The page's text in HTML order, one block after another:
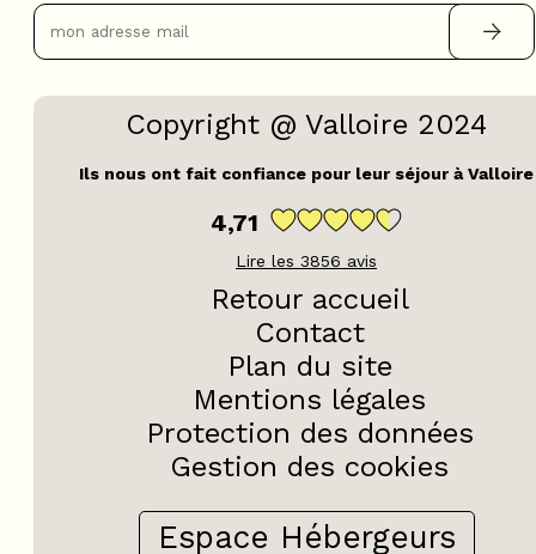
Copyright @ Valloire 2024
Ils nous ont fait confiance pour leur séjour à Valloire
4,71
Lire les 3856 avis
Retour accueil
Contact
Plan du site
Mentions légales
Protection des données
Gestion des cookies
Espace Hébergeurs